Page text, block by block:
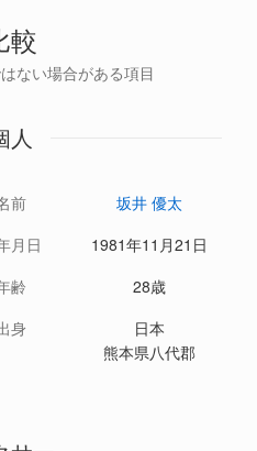
較
ない場合がある項目
人
前
坂井 優太
月日
1981年11月21日
齢
28歳
身
日本
熊本県八代郡